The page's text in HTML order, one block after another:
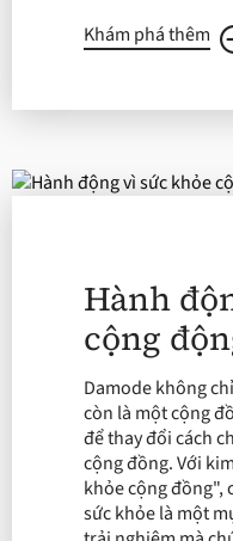
Khám phá thêm
Hành
cộng
Damode không
còn là một cộng
để thay đổi cách
cộng đồng. Với
khỏe cộng đồng",
sức khỏe là một